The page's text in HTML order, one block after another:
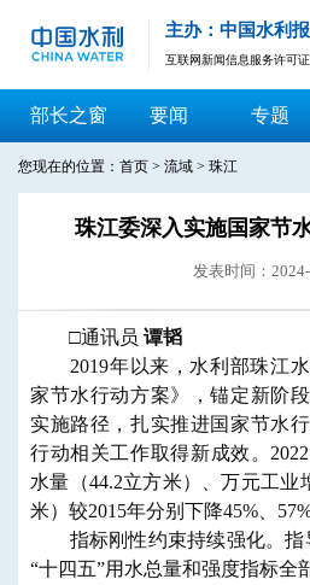
主办：中国水利
互联网新闻信息服务许可证
部长之窗 要闻 专题
您现在的位置： 首页 > 流域 > 珠江
珠江委深入实施国家节
发表时间：
□通讯员 谭韬
2019年以来， 水利 部珠江
家节水行动方案》，锚定新阶
实施路径，扎实推进国家节水
行动相关工作取得新成效。
水量（44.2立方米）、万元工业
米）较2015年分别下降45%、57%
指标刚性约束持续强化。指
“十四五”用水总量和强度指标全